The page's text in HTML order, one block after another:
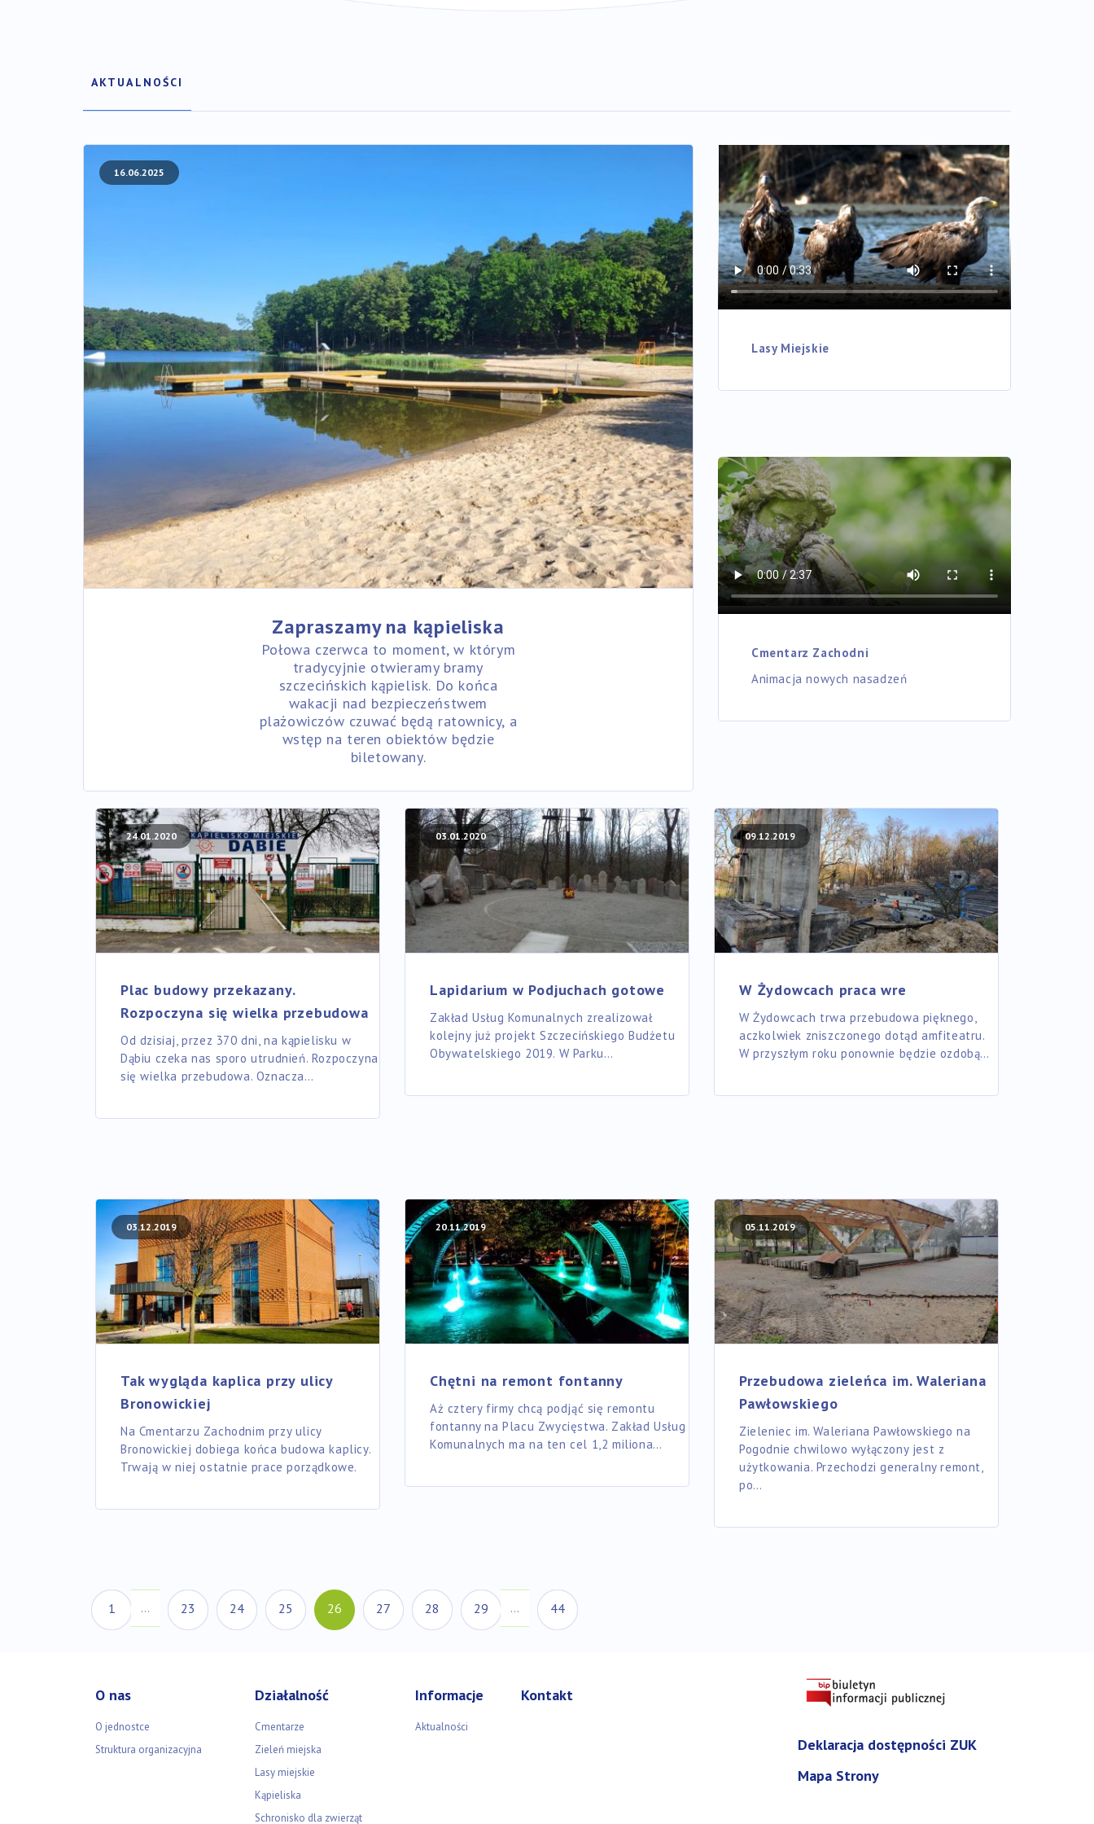
AKTUALNOŚCI
z
listy16.06.2025
Zapraszamy na kąpieliska
Połowa czerwca to moment, w którym
tradycyjnie otwieramy bramy
szczecińskich kąpielisk. Do końca
wakacji nad bezpieczeństwem
plażowiczów czuwać będą ratownicy, a
wstęp na teren obiektów będzie
biletowany.
Lasy Miejskie
Cmentarz Zachodni
Animacja nowych nasadzeń
24.01.2020
Plac budowy przekazany.
Rozpoczyna się wielka przebudowa
Od dzisiaj, przez 370 dni, na kąpielisku w
Dąbiu czeka nas sporo utrudnień. Rozpoczyna
się wielka przebudowa. Oznacza…
03.01.2020
Lapidarium w Podjuchach gotowe
Zakład Usług Komunalnych zrealizował
kolejny już projekt Szczecińskiego Budżetu
Obywatelskiego 2019. W Parku…
09.12.2019
W Żydowcach praca wre
W Żydowcach trwa przebudowa pięknego,
aczkolwiek zniszczonego dotąd amfiteatru.
W przyszłym roku ponownie będzie ozdobą…
03.12.2019
Tak wygląda kaplica przy ulicy
Bronowickiej
Na Cmentarzu Zachodnim przy ulicy
Bronowickiej dobiega końca budowa kaplicy.
Trwają w niej ostatnie prace porządkowe.
20.11.2019
Chętni na remont fontanny
Aż cztery firmy chcą podjąć się remontu
fontanny na Placu Zwycięstwa. Zakład Usług
Komunalnych ma na ten cel 1,2 miliona…
05.11.2019
Przebudowa zieleńca im. Waleriana
Pawłowskiego
Zieleniec im. Waleriana Pawłowskiego na
Pogodnie chwilowo wyłączony jest z
użytkowania. Przechodzi generalny remont,
po…
1 … 23 24 25 26 (aktualna)
27 28 29 … 44
O nas
O jednostce
Struktura organizacyjna
Działalność
Cmentarze
Zieleń miejska
Lasy miejskie
Kąpieliska
Schronisko dla zwierząt
Informacje
Aktualności
Kontakt
Deklaracja dostępności ZUK
Mapa Strony